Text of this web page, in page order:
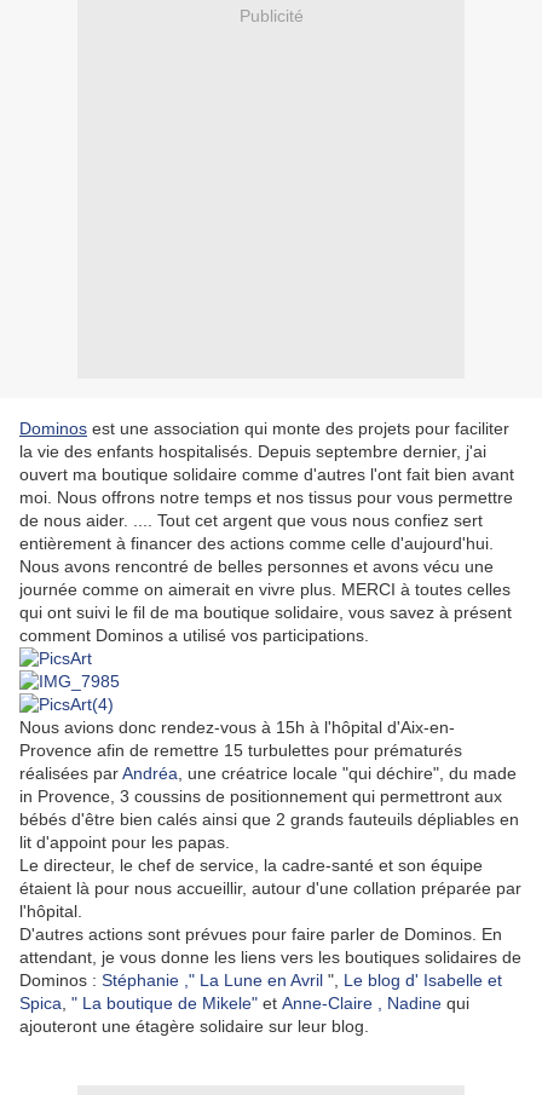
Publicité
Dominos est une association qui monte des projets pour faciliter
la vie des enfants hospitalisés. Depuis septembre dernier, j'ai
ouvert ma boutique solidaire comme d'autres l'ont fait bien avant
moi. Nous offrons notre temps et nos tissus pour vous permettre
de nous aider. .... Tout cet argent que vous nous confiez sert
entièrement à financer des actions comme celle d'aujourd'hui.
Nous avons rencontré de belles personnes et avons vécu une
journée comme on aimerait en vivre plus. MERCI à toutes celles
qui ont suivi le fil de ma boutique solidaire, vous savez à présent
comment Dominos a utilisé vos participations.
Nous avions donc rendez-vous à 15h à l'hôpital d'Aix-en-
Provence afin de remettre 15 turbulettes pour prématurés
réalisées parAndréa , une créatrice locale "qui déchire", du made
in Provence, 3 coussins de positionnement qui permettront aux
bébés d'être bien calés ainsi que 2 grands fauteuils dépliables en
lit d'appoint pour les papas.
Le directeur, le chef de service, la cadre-santé et son équipe
étaient là pour nous accueillir, autour d'une collation préparée par
l'hôpital.
D'autres actions sont prévues pour faire parler de Dominos. En
attendant, je vous donne les liens vers les boutiques solidaires de
Dominos : Stéphanie ," La Lune en Avril ", Le blog d' Isabelle et
Spica " La boutique de Mikele" et Anne-Claire Nadine qui
ajouteront une étagère solidaire sur leur blog.